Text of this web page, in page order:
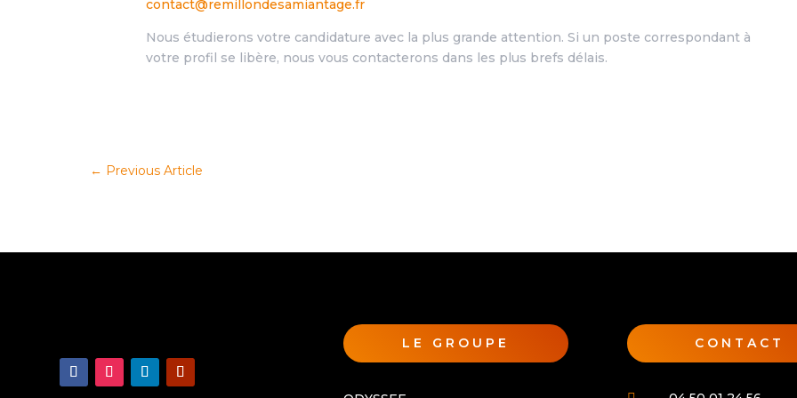
contact@remillondesamiantage.fr
Nous étudierons votre candidature avec la plus grande attention. Si un poste correspondant à
votre profil se libère, nous vous contacterons dans les plus brefs délais.
← Previous Article
LE GROUPE CONTACT